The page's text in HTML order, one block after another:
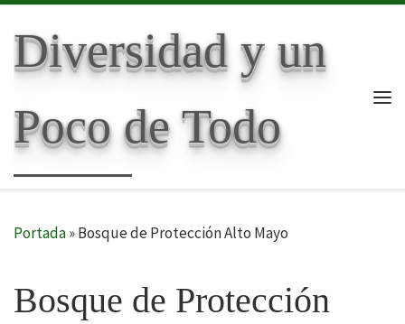
Diversidad y un
Poco de Todo
Portada»Bosque de Protección Alto Mayo
Bosque de Protección